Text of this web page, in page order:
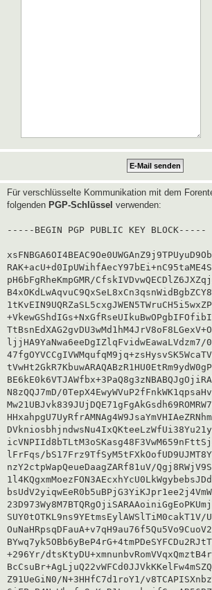
Für verschlüsselte Kommunikation mit dem
folgenden PGP-Schlüssel verwenden:
-----BEGIN PGP PUBLIC KEY BLOCK-----
pH6bFgRheKmpGMR/
ljjHA9YaNwa6eeDgIZlqFvidwEawaLVdzm7/
N8zQQJ7mD/
lFrFqs/
nzY2ctpWapQeueDaagZARf81uV/
SUY0tOTKL9ns9YEtmsEylAWSlTiM0cakT1V/
+296Yr/
Z91UeGiN0/N+3HHfC7d1roY1/